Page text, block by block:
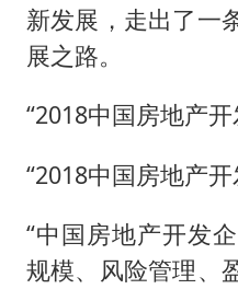
新发展，走出了一
展之路。
“2018中国房地产
“2018中国房地产
“中国房地产开发
规模、风险管理、